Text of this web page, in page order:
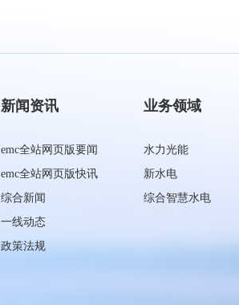
新闻资讯
emc全站网页版要闻
emc全站网页版快讯
综合新闻
一线动态
政策法规
业务领域
水力光能
新水电
综合智慧水电